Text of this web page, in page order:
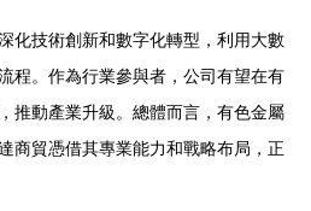
化技術創新和數字化轉型，利用大數
程。作為行業參與者，公司有望在有
推動產業升級。總體而言，有色金屬
商貿憑借其專業能力和戰略布局，正